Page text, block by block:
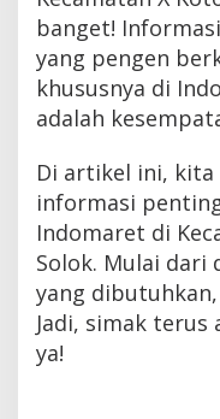
banget!
yang pengen
khususnya di
adalah
Di artikel ini, kita
informasi
Indomaret di
Solok. Mulai dari
yang
Jadi, simak
ya!